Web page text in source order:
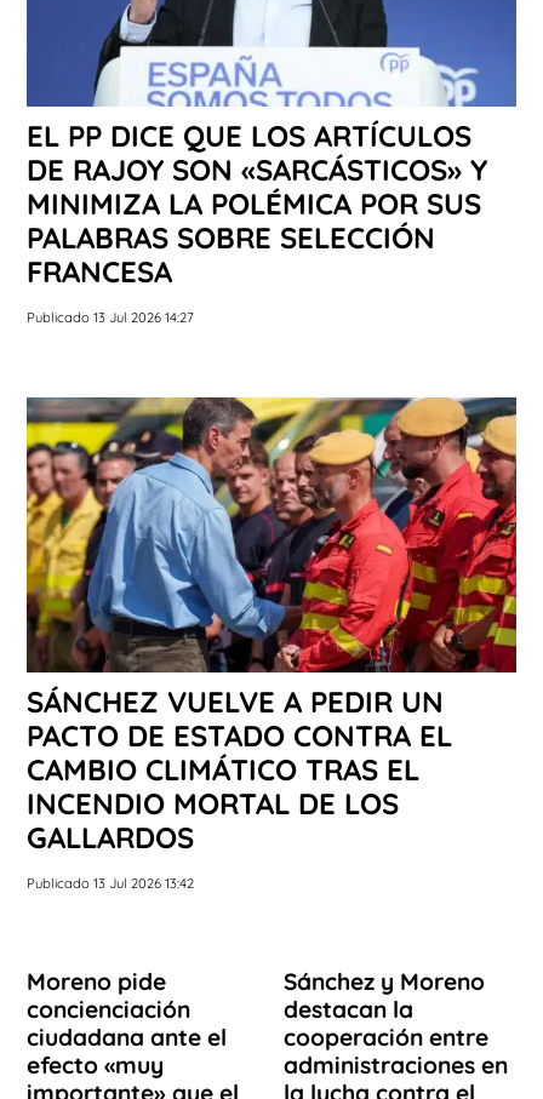
EL PP DICE QUE LOS ARTÍCULOS
DE RAJOY SON «SARCÁSTICOS» Y
MINIMIZA LA POLÉMICA POR SUS
PALABRAS SOBRE SELECCIÓN
FRANCESA
Publicado 13 Jul 2026 14:27
SÁNCHEZ VUELVE A PEDIR UN
PACTO DE ESTADO CONTRA EL
CAMBIO CLIMÁTICO TRAS EL
INCENDIO MORTAL DE LOS
GALLARDOS
Publicado 13 Jul 2026 13:42
Moreno pide
concienciación
ciudadana ante el
efecto «muy
Sánchez y Moreno
destacan la
cooperación entre
administraciones en